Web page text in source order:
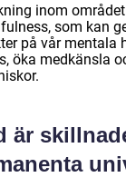
inom
som kan
på vår mentala
öka medkänsla
är